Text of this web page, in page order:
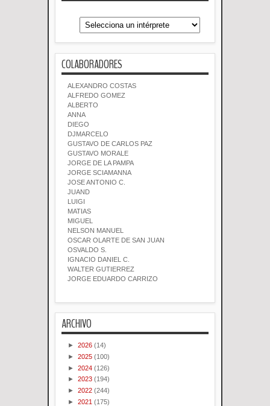
COLABORADORES
ALEXANDRO COSTAS
ALFREDO GOMEZ
ALBERTO
ANNA
DIEGO
DJMARCELO
GUSTAVO DE CARLOS PAZ
GUSTAVO MORALE
JORGE DE LA PAMPA
JORGE SCIAMANNA
JOSE ANTONIO C.
JUAND
LUIGI
MATIAS
MIGUEL
NELSON MANUEL
OSCAR OLARTE DE SAN JUAN
OSVALDO S.
IGNACIO DANIEL C.
WALTER GUTIERREZ
JORGE EDUARDO CARRIZO
ARCHIVO
► 2026 (14)
► 2025 (100)
► 2024 (126)
► 2023 (194)
► 2022 (244)
► 2021 (175)